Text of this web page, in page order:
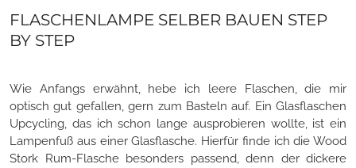
FLASCHENLAMPE SELBER BAUEN STEP
BY STEP
Wie Anfangs erwähnt, hebe ich leere Flaschen, die mir
optisch gut gefallen, gern zum Basteln auf. Ein Glasflaschen
Upcycling, das ich schon lange ausprobieren wollte, ist ein
Lampenfuß aus einer Glasflasche. Hierfür finde ich die Wood
Stork Rum-Flasche besonders passend, denn der dickere